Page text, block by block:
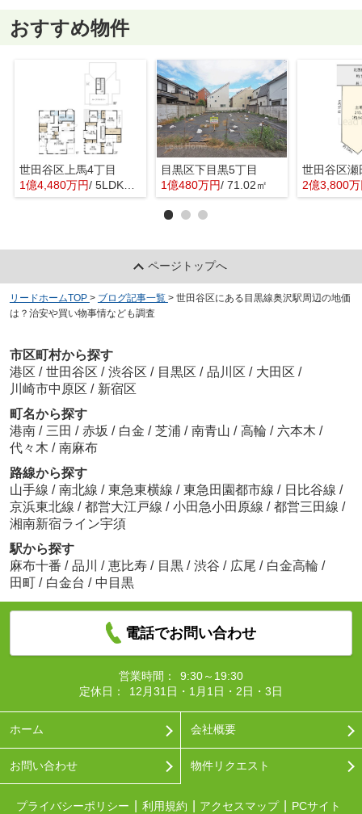
おすすめ物件
世田谷区上馬4丁目
1億4,480万円/ 5LDK＋1S(納戸)
目黒区下目黒5丁目
1億480万円/ 71.02㎡
世田谷区瀬
2億3,800
ページトップへ
リードホームTOP > ブログ記事一覧 > 世田谷区にある目黒線奥沢駅周辺の地価
は？治安や買い物事情なども調査
市区町村から探す
港区 / 世田谷区 / 渋谷区 / 目黒区 / 品川区 / 大田区 /
川崎市中原区 / 新宿区
町名から探す
港南 / 三田 / 赤坂 / 白金 / 芝浦 / 南青山 / 高輪 / 六本木 /
代々木 / 南麻布
路線から探す
山手線 / 南北線 / 東急東横線 / 東急田園都市線 / 日比谷線 /
京浜東北線 / 都営大江戸線 / 小田急小田原線 / 都営三田線 /
湘南新宿ライン宇須
駅から探す
麻布十番 / 品川 / 恵比寿 / 目黒 / 渋谷 / 広尾 / 白金高輪 /
田町 / 白金台 / 中目黒
電話でお問い合わせ
営業時間：
9:30～19:30
定休日：
12月31日・1月1日・2日・3日
ホーム 会社概要
お問い合わせ 物件リクエスト
プライバシーポリシー 利用規約 アクセスマップ PCサイト